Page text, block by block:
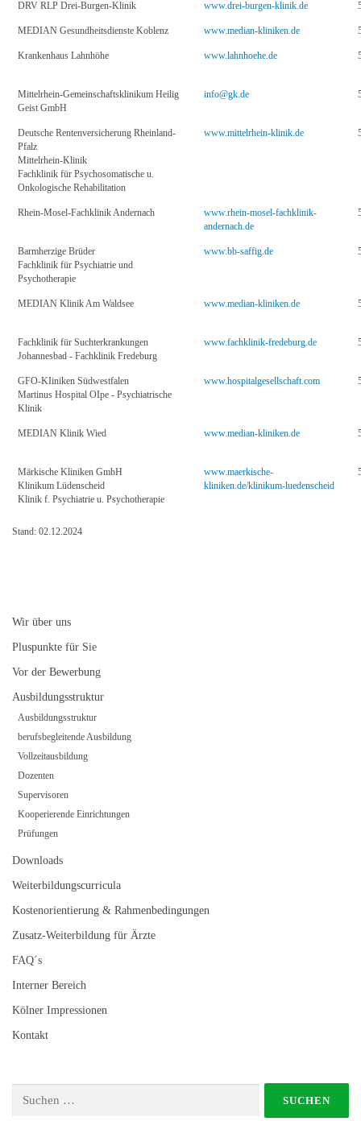
DRV RLP Drei-Burgen-Klinik www.drei-burgen-klinik.de
MEDIAN Gesundheitsdienste Koblenz www.median-kliniken.de
Krankenhaus Lahnhöhe www.lahnhoehe.de
Mittelrhein-Gemeinschaftsklinikum Heilig
Geist GmbH
info@gk.de
Deutsche Rentenversicherung Rheinland-
Pfalz
Mittelrhein-Klinik
Fachklinik für Psychosomatische u.
Onkologische Rehabilitation
www.mittelrhein-klinik.de
Rhein-Mosel-Fachklinik Andernach
www.rhein-mosel-fachklinik-
andernach.de
Barmherzige Brüder
Fachklinik für Psychiatrie und
Psychotherapie
www.bb-saffig.de
MEDIAN Klinik Am Waldsee www.median-kliniken.de
Fachklinik für Suchterkrankungen
Johannesbad - Fachklinik Fredeburg
www.fachklinik-fredeburg.de
GFO-KIiniken Südwestfalen
Martinus Hospital OIpe - Psychiatrische
Klinik
www.hospitalgesellschaft.com
MEDIAN Klinik Wied www.median-kliniken.de
Märkische Kliniken GmbH
Klinikum Lüdenscheid
Klinik f. Psychiatrie u. Psychotherapie
www.maerkische-
kliniken.de/klinikum-luedenscheid
Stand: 02.12.2024
Wir über uns
Pluspunkte für Sie
Vor der Bewerbung
Ausbildungsstruktur
Ausbildungsstruktur
berufsbegleitende Ausbildung
Vollzeitausbildung
Dozenten
Supervisoren
Kooperierende Einrichtungen
Prüfungen
Downloads
Weiterbildungscurricula
Kostenorientierung & Rahmenbedingungen
Zusatz-Weiterbildung für Ärzte
FAQ´s
Interner Bereich
Kölner Impressionen
Kontakt